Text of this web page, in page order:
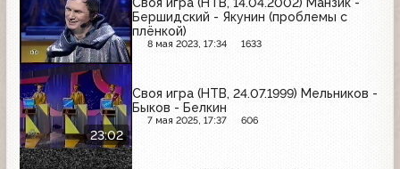
Бершидский - Якунин (проблемы с
плёнкой)
8 мая 2023, 17:34 1633
23:02
Своя игра (НТВ, 24.07.1999) Мельников -
Быков - Белкин
7 мая 2025, 17:37 606